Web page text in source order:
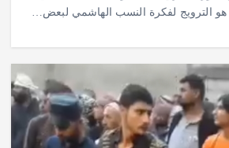
هو الترويج لفكرة النسب الهاشمي لبعض…